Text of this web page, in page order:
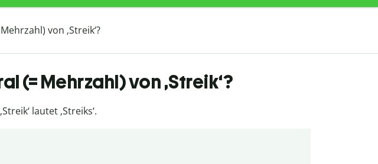
von ‚Streik‘?
(= Mehrzahl) von ‚Streik‘?
lautet ‚Streiks‘.